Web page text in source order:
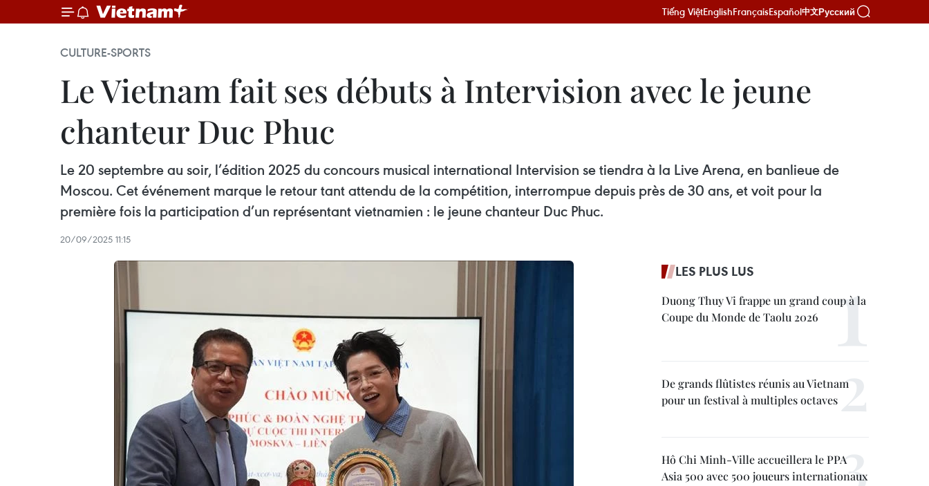
Tiếng ViệtEnglishFrançaisEspañol中文Русский
CULTURE-SPORTS
Le Vietnam fait ses débuts à Intervision avec le jeune
chanteur Duc Phuc
Le 20 septembre au soir, l’édition 2025 du concours musical international Intervision se tiendra à la Live Arena, en banlieue de
Moscou. Cet événement marque le retour tant attendu de la compétition, interrompue depuis près de 30 ans, et voit pour la
première fois la participation d’un représentant vietnamien : le jeune chanteur Duc Phuc.
20/09/2025 11:15
LES PLUS LUS
Duong Thuy Vi frappe un grand coup à la
Coupe du Monde de Taolu 2026
De grands flûtistes réunis au Vietnam
pour un festival à multiples octaves
Hô Chi Minh-Ville accueillera le PPA
Asia 500 avec 500 joueurs internationaux